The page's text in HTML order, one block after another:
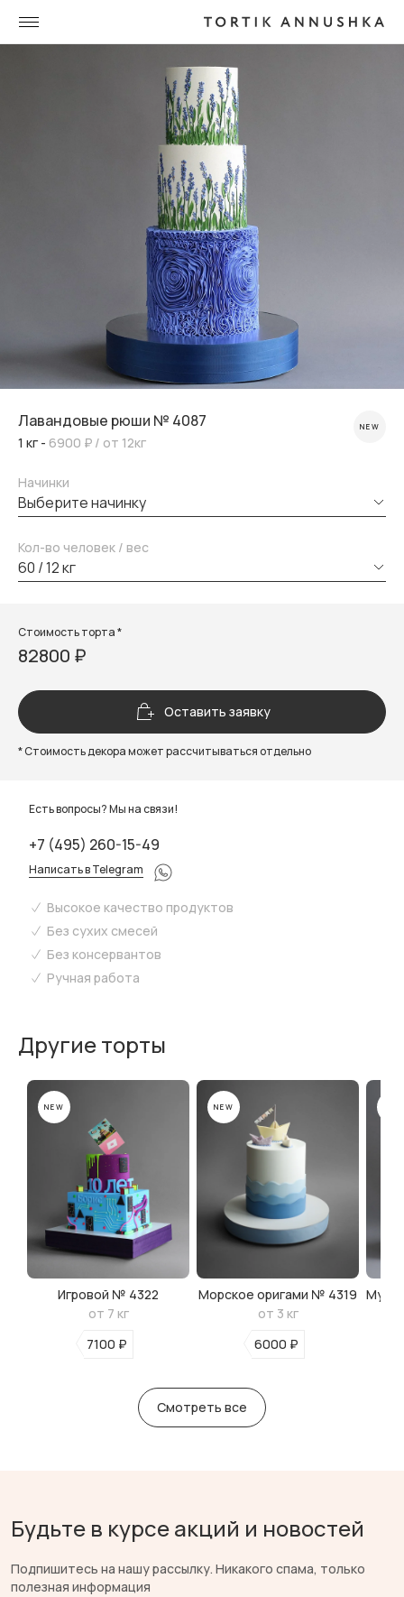
Лавандовые рюши № 4087
1 кг - 6900 ₽ / от 12кг
NEW
Начинки
выберите начинку
Кол-во человек / вес
60 / 12 кг
Стоимость торта *
82800 ₽
Оставить заявку
* Стоимость декора может рассчитываться отдельно
Есть вопросы? Мы на связи!
+7 (495) 260-15-49
Написать в Telegram
Высокое качество продуктов
Без сухих смесей
Без консервантов
Ручная работа
Другие торты
Игровой № 4322
от 7 кг
7100 ₽
NEW
Морское оригами № 4319
от 3 кг
6000 ₽
NEW
Смотреть все
Будьте в курсе акций и новостей
Подпишитесь на нашу рассылку. Никакого спама, только
полезная информация